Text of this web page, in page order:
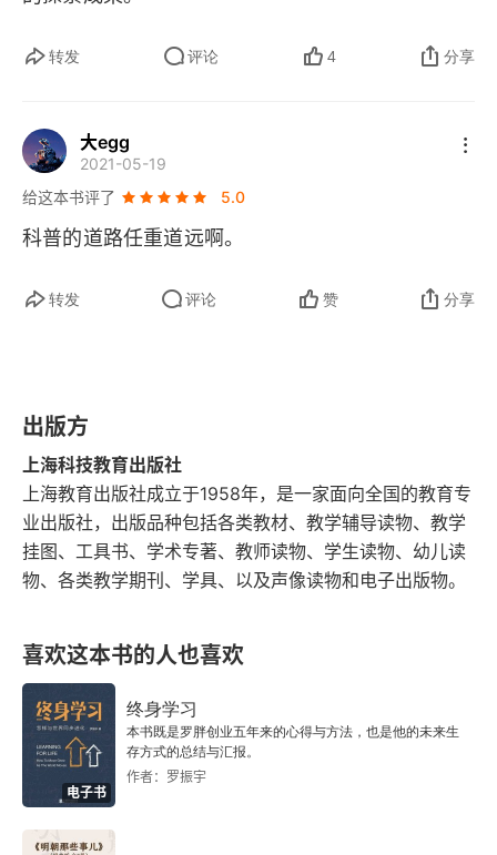
得发现生命的迹象，这可以让我们更好地敬畏生
的幸运，这又会让我们产生珍惜生命的感觉。从实
用的角度看，探索地外生命也有其独特的意义。探
索地外生命需要先进的科技水平，需要高度发达的
精密仪器。为了探索的需要，我们不得不改进我们
人类就有可能面对来自未来不确定性的挑战。在这
种暗能力的推动下，我们可以应对地球的重大灾
难，可以为移民其他星球做好准备。这些都是在探
索地外生命过程中，逐渐发展出来的能力。我不知
道人类探索地外生命能够走多远。但是，我很希望
会带来惊喜和有趣的事业。
转发 评论 4 分享
大egg
2021-05-19
给这本书评了
5.0
科普的道路任重道远啊。
转发 评论 赞 分享
出版方
上海科技教育出版社
上海教育出版社成立于1958年，是一家面向全国的教育专
业出版社，出版品种包括各类教材、教学辅导读物、教学
挂图、工具书、学术专著、教师读物、学生读物、幼儿读
物、各类教学期刊、学具、以及声像读物和电子出版物。
喜欢这本书的人也喜欢
电子书
终身学习
本书既是罗胖创业五年来的心得与方法，也是他的未来生
存方式的总结与汇报。
作者：罗振宇